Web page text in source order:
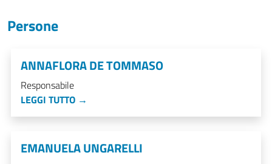
Persone
ANNAFLORA DE TOMMASO
Responsabile
LEGGI TUTTO →
EMANUELA UNGARELLI